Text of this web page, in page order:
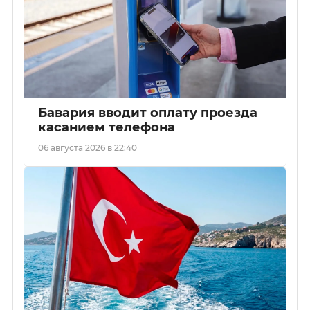
Бавария вводит оплату проезда
касанием телефона
06 августа 2026 в 22:40